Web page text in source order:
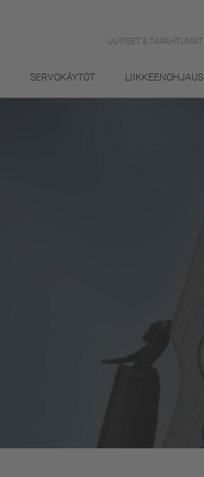
UUTISET & TAPAHTUMAT
SERVOKÄYTÖT LIIKKEENOHJAUS